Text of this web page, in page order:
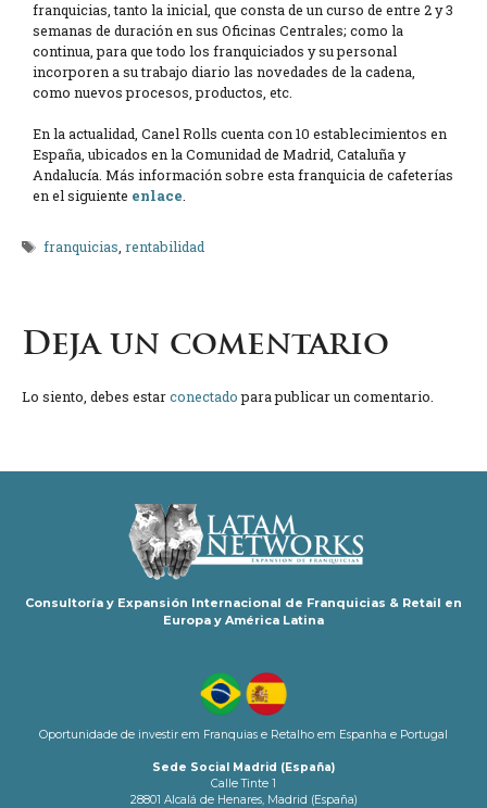
franquicias, tanto la inicial, que consta de un curso de entre 2 y 3
semanas de duración en sus Oficinas Centrales; como la
continua, para que todo los franquiciados y su personal
incorporen a su trabajo diario las novedades de la cadena,
como nuevos procesos, productos, etc.
En la actualidad, Canel Rolls cuenta con 10 establecimientos en
España, ubicados en la Comunidad de Madrid, Cataluña y
Andalucía. Más información sobre esta franquicia de cafeterías
en el siguiente enlace.
Etiquetas
franquicias ,rentabilidad
Deja un comentario
Lo siento, debes estarconectadopara publicar un comentario.
Consultoría y Expansión Internacional de Franquicias & Retail en
Europa y América Latina
Oportunidade de investir em Franquias e Retalho em Espanha e Portugal
Sede Social Madrid (España)
Calle Tinte 1
28801 Alcalá de Henares, Madrid (España)